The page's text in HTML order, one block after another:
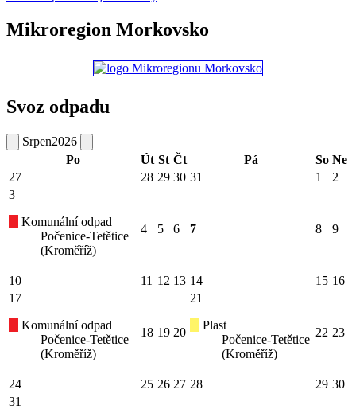
Mikroregion Morkovsko
Svoz odpadu
Srpen2026
Po
Út St Čt Pá So Ne
27
28 29 30 31 1
2
3
Komunální odpad
Počenice-Tetětice
(Kroměříž)
4 5 6 7 8 9
10 11 12 13 14 15 16
17
Komunální odpad
Počenice-Tetětice
(Kroměříž)
18 19 20
21
Plast
Počenice-Tetětice
(Kroměříž)
22 23
24 25 26 27 28 29 30
31